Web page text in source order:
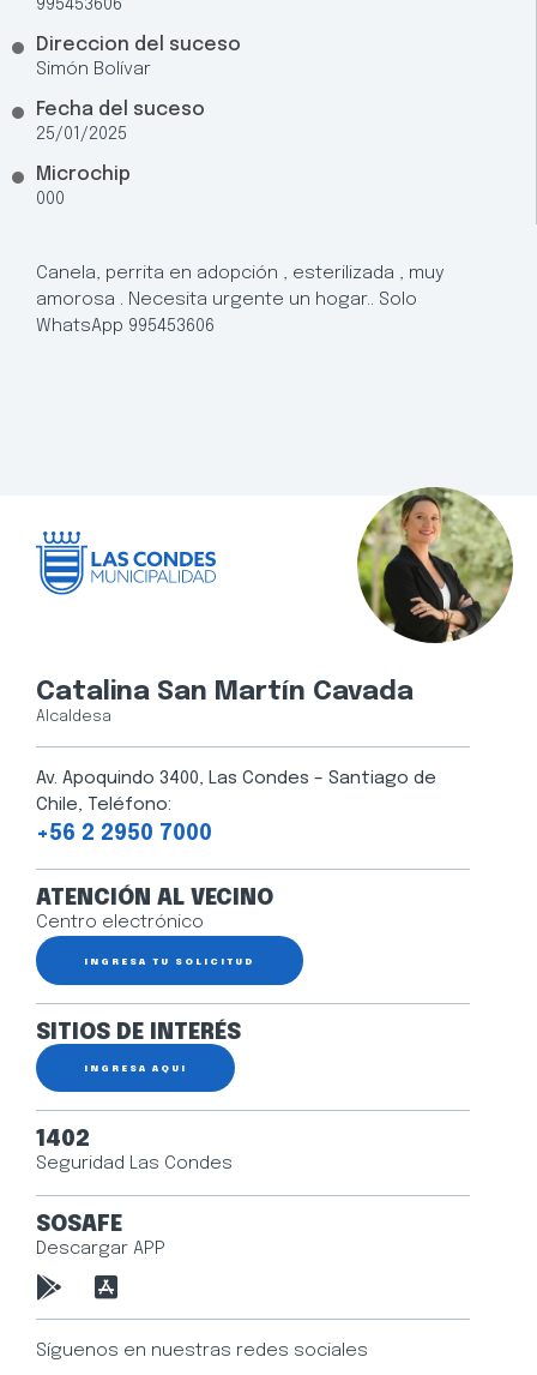
995453606
Direccion del suceso
Simón Bolívar
Fecha del suceso
25/01/2025
Microchip
000
Canela, perrita en adopción , esterilizada , muy
amorosa . Necesita urgente un hogar.. Solo
WhatsApp 995453606
Catalina San Martín Cavada
Alcaldesa
Av. Apoquindo 3400, Las Condes – Santiago de
Chile, Teléfono:
+56 2 2950 7000
ATENCIÓN AL VECINO
Centro electrónico
INGRESA TU SOLICITUD
SITIOS DE INTERÉS
INGRESA AQUÍ
1402
Seguridad Las Condes
SOSAFE
Descargar APP
Síguenos en nuestras redes sociales